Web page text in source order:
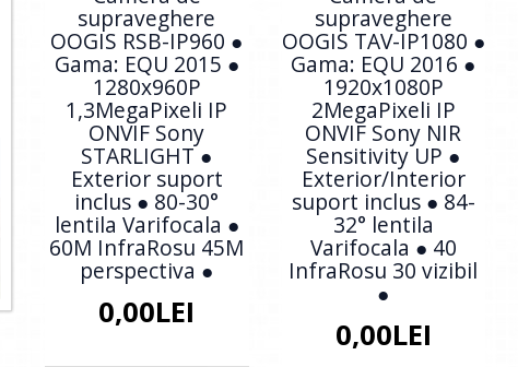
supraveghere
OOGIS RSB-IP960 ●
Gama: EQU 2015 ●
1280x960P
1,3MegaPixeli IP
ONVIF Sony
STARLIGHT ●
Exterior suport
inclus ● 80-30°
lentila Varifocala ●
60M InfraRosu 45M
perspectiva ●
0,00LEI
supraveghere
OOGIS TAV-IP1080 ●
Gama: EQU 2016 ●
1920x1080P
2MegaPixeli IP
ONVIF Sony NIR
Sensitivity UP ●
Exterior/Interior
suport inclus ● 84-
32° lentila
Varifocala ● 40
InfraRosu 30 vizibil
●
0,00LEI